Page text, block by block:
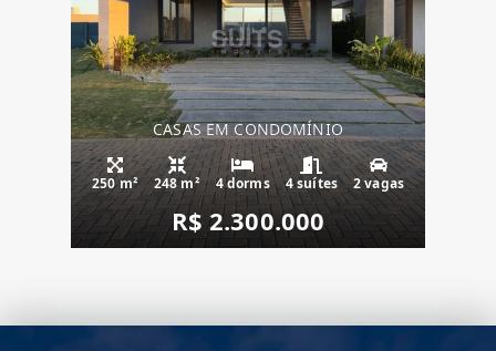
CASAS EM CONDOMÍNIO
250 m² 248 m² 4 dorms 4 suítes 2 vagas
R$ 2.300.000